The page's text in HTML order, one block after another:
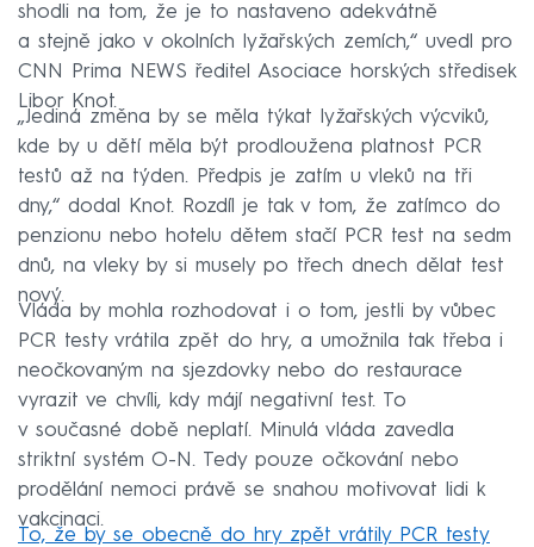
shodli na tom, že je to nastaveno adekvátně
a stejně jako v okolních lyžařských zemích,“ uvedl pro
CNN Prima NEWS ředitel Asociace horských středisek
Libor Knot.
„Jediná změna by se měla týkat lyžařských výcviků,
kde by u dětí měla být prodloužena platnost PCR
testů až na týden. Předpis je zatím u vleků na tři
dny,“ dodal Knot. Rozdíl je tak v tom, že zatímco do
penzionu nebo hotelu dětem stačí PCR test na sedm
dnů, na vleky by si musely po třech dnech dělat test
nový.
Vláda by mohla rozhodovat i o tom, jestli by vůbec
PCR testy vrátila zpět do hry, a umožnila tak třeba i
neočkovaným na sjezdovky nebo do restaurace
vyrazit ve chvíli, kdy májí negativní test. To
v současné době neplatí. Minulá vláda zavedla
striktní systém O-N. Tedy pouze očkování nebo
prodělání nemoci právě se snahou motivovat lidi k
vakcinaci.
To, že by se obecně do hry zpět vrátily PCR testy